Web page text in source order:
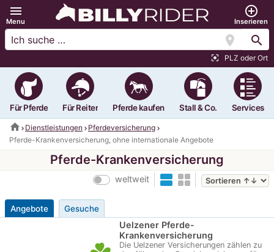
menu
Menu
add_circle_outline
Inserieren
location_on search
center_focus_strong PLZ oder Ort
Für Pferde Für Reiter Pferde kaufen Stall & Co. Services
home Dienstleistungen
Pferdeversicherung
Pferde-Krankenversicherung, ohne internationale Angebote
Pferde-Krankenversicherung
weltweit
Angebote Gesuche
Uelzener Pferde-
Krankenversicherung
Die Uelzener Versicherungen zählen zu